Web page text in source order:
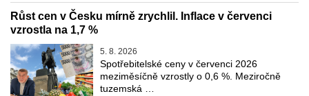
Růst cen v Česku mírně zrychlil. Inflace v červenci
vzrostla na 1,7 %
5. 8. 2026
Spotřebitelské ceny v červenci 2026
meziměsíčně vzrostly o 0,6 %. Meziročně
tuzemská …